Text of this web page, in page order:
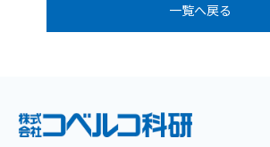
一覧へ戻る